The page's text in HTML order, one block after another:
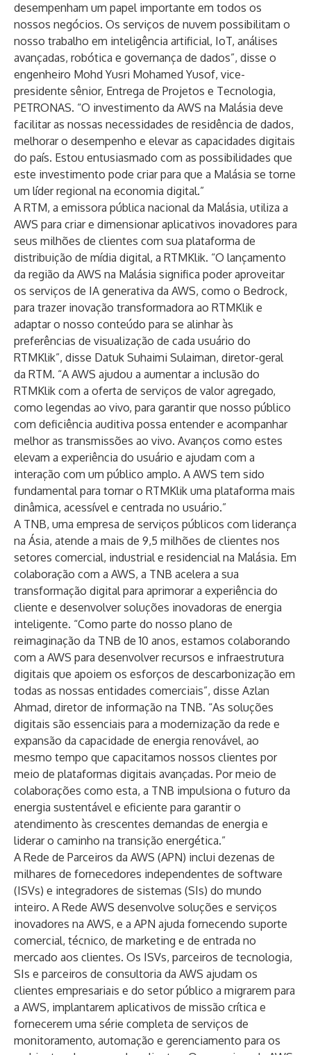
desempenham um papel importante em todos os
nossos negócios. Os serviços de nuvem possibilitam o
nosso trabalho em inteligência artificial, IoT, análises
avançadas, robótica e governança de dados”, disse o
engenheiro Mohd Yusri Mohamed Yusof, vice-
presidente sênior, Entrega de Projetos e Tecnologia,
PETRONAS. “O investimento da AWS na Malásia deve
facilitar as nossas necessidades de residência de dados,
melhorar o desempenho e elevar as capacidades digitais
do país. Estou entusiasmado com as possibilidades que
este investimento pode criar para que a Malásia se torne
um líder regional na economia digital.”
A RTM, a emissora pública nacional da Malásia, utiliza a
AWS para criar e dimensionar aplicativos inovadores para
seus milhões de clientes com sua plataforma de
distribuição de mídia digital, a RTMKlik. “O lançamento
da região da AWS na Malásia significa poder aproveitar
os serviços de IA generativa da AWS, como o Bedrock,
para trazer inovação transformadora ao RTMKlik e
adaptar o nosso conteúdo para se alinhar às
preferências de visualização de cada usuário do
RTMKlik”, disse Datuk Suhaimi Sulaiman, diretor-geral
da RTM. “A AWS ajudou a aumentar a inclusão do
RTMKlik com a oferta de serviços de valor agregado,
como legendas ao vivo, para garantir que nosso público
com deficiência auditiva possa entender e acompanhar
melhor as transmissões ao vivo. Avanços como estes
elevam a experiência do usuário e ajudam com a
interação com um público amplo. A AWS tem sido
fundamental para tornar o RTMKlik uma plataforma mais
dinâmica, acessível e centrada no usuário.”
A TNB, uma empresa de serviços públicos com liderança
na Ásia, atende a mais de 9,5 milhões de clientes nos
setores comercial, industrial e residencial na Malásia. Em
colaboração com a AWS, a TNB acelera a sua
transformação digital para aprimorar a experiência do
cliente e desenvolver soluções inovadoras de energia
inteligente. “Como parte do nosso plano de
reimaginação da TNB de 10 anos, estamos colaborando
com a AWS para desenvolver recursos e infraestrutura
digitais que apoiem os esforços de descarbonização em
todas as nossas entidades comerciais”, disse Azlan
Ahmad, diretor de informação na TNB. “As soluções
digitais são essenciais para a modernização da rede e
expansão da capacidade de energia renovável, ao
mesmo tempo que capacitamos nossos clientes por
meio de plataformas digitais avançadas. Por meio de
colaborações como esta, a TNB impulsiona o futuro da
energia sustentável e eficiente para garantir o
atendimento às crescentes demandas de energia e
liderar o caminho na transição energética.”
A Rede de Parceiros da AWS (APN) inclui dezenas de
milhares de fornecedores independentes de software
(ISVs) e integradores de sistemas (SIs) do mundo
inteiro. A Rede AWS desenvolve soluções e serviços
inovadores na AWS, e a APN ajuda fornecendo suporte
comercial, técnico, de marketing e de entrada no
mercado aos clientes. Os ISVs, parceiros de tecnologia,
SIs e parceiros de consultoria da AWS ajudam os
clientes empresariais e do setor público a migrarem para
a AWS, implantarem aplicativos de missão crítica e
fornecerem uma série completa de serviços de
monitoramento, automação e gerenciamento para os